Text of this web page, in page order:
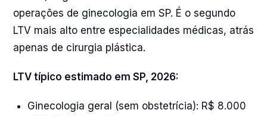
operações de ginecologia em SP. É o segundo
LTV mais alto entre especialidades médicas, atrás
apenas de cirurgia plástica.
LTV típico estimado em SP, 2026:
Ginecologia geral (sem obstetrícia): R$ 8.000